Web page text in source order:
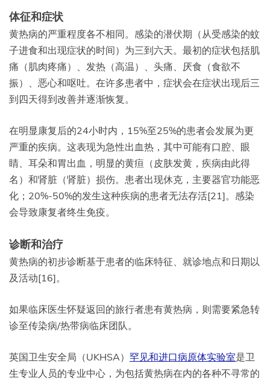
体征和症状
黄热病的严重程度各不相同。感染的潜伏期（从受感染的蚊
子进食和出现症状的时间）为三到六天。最初的症状包括肌
痛（肌肉疼痛）、发热（高温）、头痛、厌食（食欲不
振）、恶心和呕吐。在许多患者中，症状会在症状出现后三
到四天得到改善并逐渐恢复。
在明显康复后的24小时内，15%至25%的患者会发展为更
严重的疾病。这表现为急性出血热，其中可能有口腔、眼
睛、耳朵和胃出血，明显的黄疸（皮肤发黄，疾病由此得
名）和肾脏（肾脏）损伤。患者出现休克，主要器官功能恶
化；20%-50%的发生这种疾病的患者无法存活[21]。感染
会导致康复者终生免疫。
诊断和治疗
黄热病的初步诊断基于患者的临床特征、就诊地点和日期以
及活动[16]。
如果临床医生怀疑返回的旅行者患有黄热病，则需要紧急转
诊至传染病/热带病临床团队。
英国卫生安全局（UKHSA） 罕见和进口病原体实验室是卫
生专业人员的专业中心，为包括黄热病在内的各种不寻常的